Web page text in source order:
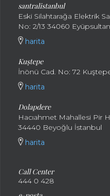
santralistanbul
Eski Silahtarağa Elektrik
No: 2/13 34060
harita
Kuştepe
İnönü Cad. No: 72
harita
Dolapdere
Hacıahmet Mahallesi Pir
34440 Beyoğlu İstanbul
harita
Call Center
444 0 428